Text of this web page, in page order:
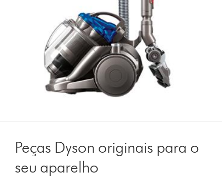
Peças Dyson originais para o
seu aparelho